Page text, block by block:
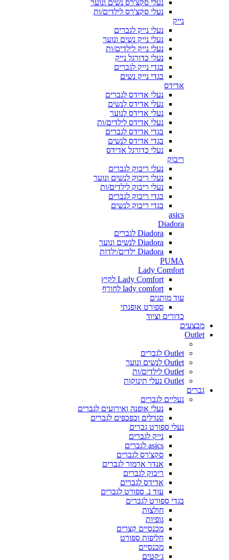
נעלי סקצ'רס נשים ונוער
נעלי סקצ'רס לילדים/ות
נייק
נעלי נייק לגברים
נעלי נייק נשים ונוער
נעלי נייק לילדים/ות
נעלי כדורגל נייק
בגדי נייק לגברים
בגדי נייק נשים
אדידס
נעלי אדידס לגברים
נעלי אדידס לנשים
נעלי אדידס לנוער
נעלי אדידס לילדים/ות
בגדי אדידס לגברים
בגדי אדידס לנשים
נעלי כדורגל אדידס
ריבוק
נעלי ריבוק לגברים
נעלי ריבוק לנשים ונוער
נעלי ריבוק לילדים/ות
בגדי ריבוק לגברים
בגדי ריבוק לנשים
asics
Diadora
Diadora לגברים
Diadora לנשים ונוער
Diadora ילדים/ילדות
PUMA
Lady Comfort
Lady Comfort לקיץ
lady comfort לחורף
עוד מותגים
ספורט אופנתי
כדורים וציוד
מבצעים
Outlet
Outlet לגברים
Outlet לנשים ונוער
Outlet לילדים/ות
Outlet נעלי תינוקות
גברים
נעליים לגברים
נעלי אופנה ואירועים לגברים
סנדלים וכפכפים לגברים
נעלי ספורט גברים
נייק לגברים
asics לגברים
סקצ'רס לגברים
אנדר ארמור לגברים
ריבוק לגברים
אדידס לגברים
עוד נ. ספורט לגברים
בגדי ספורט לגברים
חולצות
גופיות
מכנסיים קצרים
חליפות ספורט
מכנסיים
ג׳קטים